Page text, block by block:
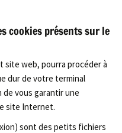
cookies présents sur le
site web, pourra procéder à
dur de votre terminal
vous garantir une
site Internet.
sont des petits fichiers